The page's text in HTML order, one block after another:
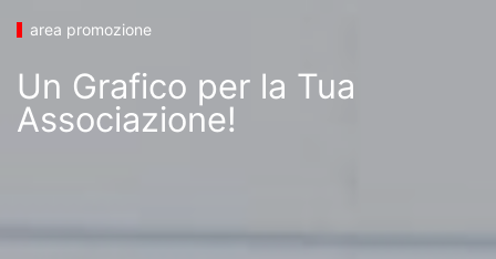
area promozione
Un Grafico per la Tua
Associazione!